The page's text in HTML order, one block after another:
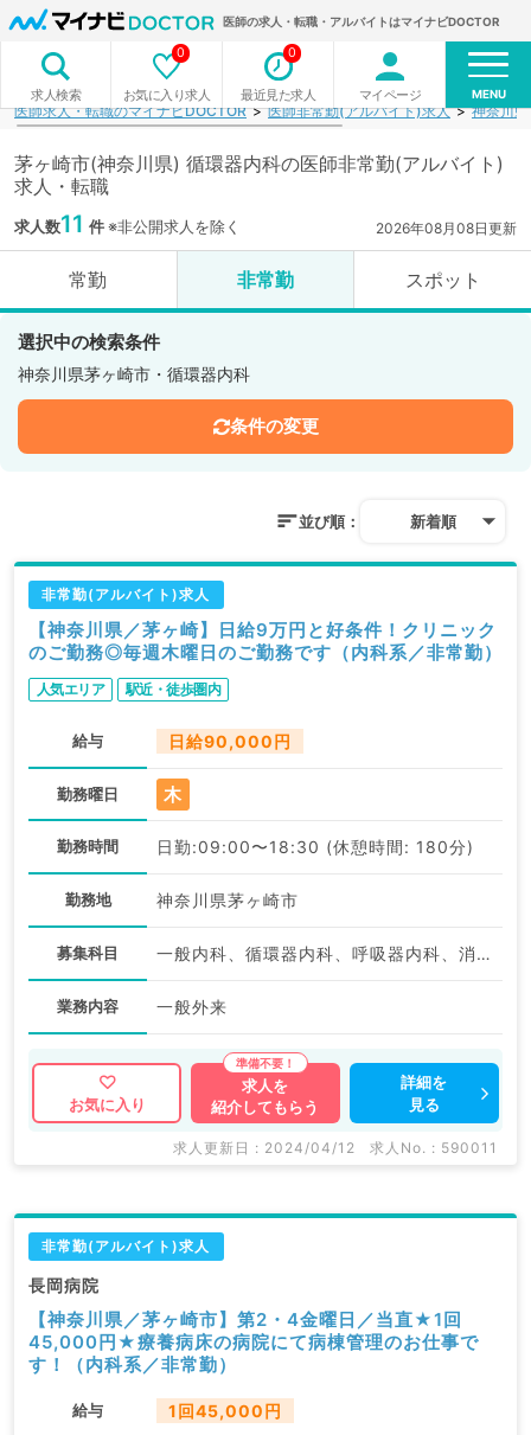
医師の求人・転職・アルバイトはマイナビDOCTOR
求人検索 お気に入り求人
0
最近見た求人
0
マイページ MENU
医師求人・転職のマイナビDOCTOR 医師非常勤(アルバイト)求人 神奈川県
茅ヶ崎市(神奈川県) 循環器内科の医師非常勤(アルバイト)
求人・転職
求人数11 件※非公開求人を除く 2026年08月08日更新
常勤 非常勤 スポット
選択中の検索条件
神奈川県茅ヶ崎市・循環器内科
条件の変更
並び順： 新着順
非常勤(アルバイト)求人
【神奈川県／茅ヶ崎】日給9万円と好条件！クリニック
のご勤務◎毎週木曜日のご勤務です（内科系／非常勤）
人気エリア 駅近・徒歩圏内
給与 日給90,000円
勤務曜日 木
勤務時間 日勤:09:00〜18:30 (休憩時間: 180分)
勤務地 神奈川県茅ヶ崎市
募集科目 一般内科、循環器内科、呼吸器内科、消化器内科、内分泌・代謝内科、腎臓内科、血液内科
業務内容 一般外来
お気に入り
求人を
紹介してもらう
詳細を
見る
求人更新日 : 2024/04/12 求人No. : 590011
非常勤(アルバイト)求人
長岡病院
【神奈川県／茅ヶ崎市】第2・4金曜日／当直★1回
45,000円★療養病床の病院にて病棟管理のお仕事で
す！（内科系／非常勤）
給与 1回45,000円